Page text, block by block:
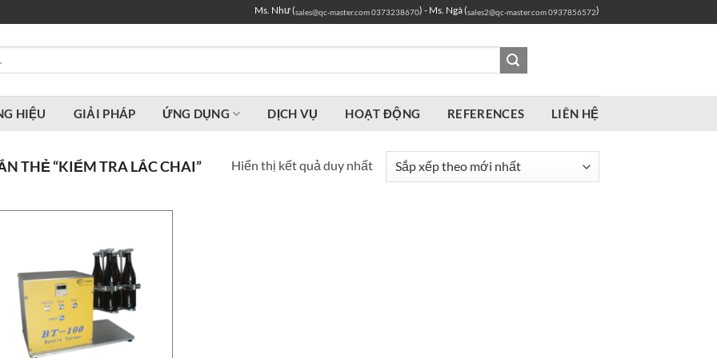
Ms. Như (sales@qc-master.com0373238670) - Ms. Ngà (sales2@qc-master.com0937856572)
HIỆU GIẢI PHÁP ỨNG DỤNG DỊCH VỤ HOẠT ĐỘNG REFERENCES LIÊN HỆ
THẺ “KIỂM TRA LẮC CHAI” Hiển thị kết quả duy nhất